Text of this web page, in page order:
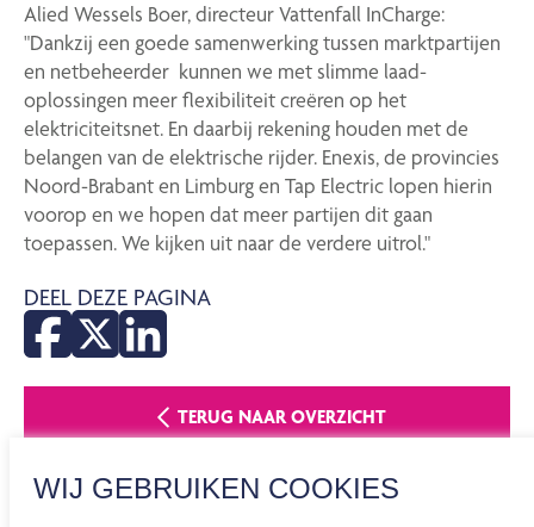
WIJ GEBRUIKEN COOKIES
Alied Wessels Boer, directeur Vattenfall InCharge:
"Dankzij een goede samenwerking tussen marktpartijen
en netbeheerder kunnen we met slimme laad-
oplossingen meer flexibiliteit creëren op het
elektriciteitsnet. En daarbij rekening houden met de
belangen van de elektrische rijder. Enexis, de provincies
Noord-Brabant en Limburg en Tap Electric lopen hierin
voorop en we hopen dat meer partijen dit gaan
toepassen. We kijken uit naar de verdere uitrol."
DEEL DEZE PAGINA
TERUG NAAR OVERZICHT